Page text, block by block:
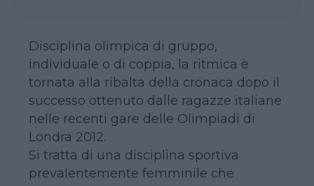
Disciplina olimpica di gruppo,
individuale o di coppia, la ritmica è
tornata alla ribalta della cronaca dopo il
successo ottenuto dalle ragazze italiane
nelle recenti gare delle Olimpiadi di
Londra 2012.
Si tratta di una disciplina sportiva
prevalentemente femminile che